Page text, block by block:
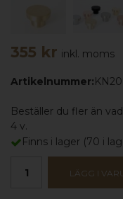
355 kr inkl. moms
Artikelnummer:
Beställer du fler än
4 v.
Finns i lager (70 i
LÄGG I